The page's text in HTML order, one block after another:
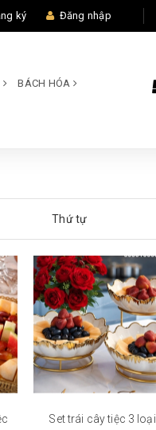
ký Đăng nhập
BÁCH HÓA
Thứ tự
Set trái cây tiệc 3 loại